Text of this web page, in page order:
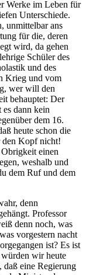
Werke im Leben für
Unterschiede.
unmittelbar ans
für die, deren
wird, da gehen
Schüler des
und des
Krieg und vom
wer will den
behauptet: Der
dann kein
dem 16.
heute schon die
Kopf nicht!
einen
weshalb und
dem Ruf und dem
denn
Professor
denn noch, was
vorgestern nacht
ist? Es ist
wir heute
eine Regierung